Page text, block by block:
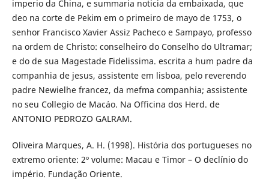
imperio da China, e summaria noticia da embaixada, que
deo na corte de Pekim em o primeiro de mayo de 1753, o
senhor Francisco Xavier Assiz Pacheco e Sampayo, professo
na ordem de Christo: conselheiro do Conselho do Ultramar;
e do de sua Magestade Fidelissima. escrita a hum padre da
companhia de jesus, assistente em lisboa, pelo reverendo
padre Newielhe francez, da mefma companhia; assistente
no seu Collegio de Macáo. Na Officina dos Herd. de
ANTONIO PEDROZO GALRAM.
Oliveira Marques, A. H. (1998). História dos portugueses no
extremo oriente: 2º volume: Macau e Timor – O declínio do
império. Fundação Oriente.